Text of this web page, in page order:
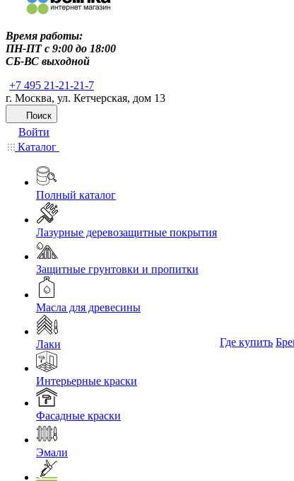
Время работы:
ПН-ПТ c 9:00 до 18:00
СБ-ВС выходной
+7 495 21-21-21-7
г. Москва, ул. Кетчерская, дом 13
Поиск
Войти
Каталог
Полный каталог
Лазурные деревозащитные покрытия
Защитные грунтовки и пропитки
Масла для древесины
Лаки
Интерьерные краски
Фасадные краски
Эмали
Где купить